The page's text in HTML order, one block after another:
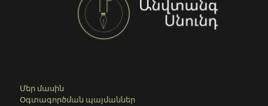
Մեր մասին
Օգտագործման պայմաններ